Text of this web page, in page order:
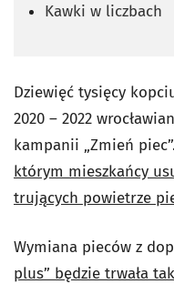
Kawki w liczbach
Dziewięć tysięcy
2020 – 2022
kampanii „Zmień piec”.
którym mieszkańcy
trujących powietrze
Wymiana pieców z
plus” będzie trwała